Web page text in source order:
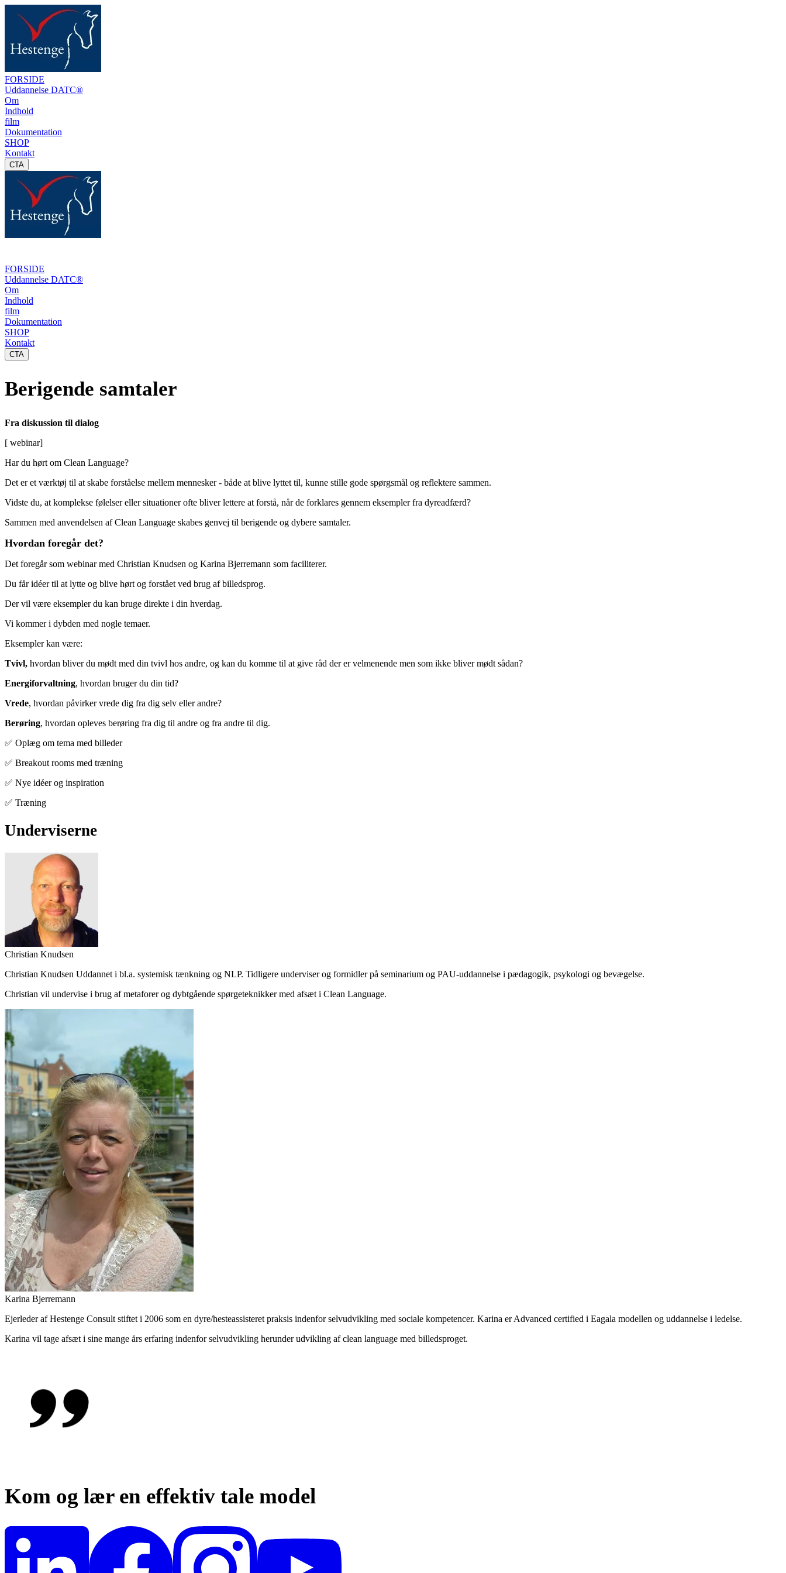
FORSIDE
Uddannelse DATC®
Om
Indhold
film
Dokumentation
SHOP
Kontakt
CTA
FORSIDE
Uddannelse DATC®
Om
Indhold
film
Dokumentation
SHOP
Kontakt
CTA
Berigende samtaler
Fra diskussion til dialog
[ webinar]
Har du hørt om Clean Language?
Det er et værktøj til at skabe forståelse mellem mennesker - både at blive lyttet til, kunne stille gode spørgsmål og reflektere sammen.
Vidste du, at komplekse følelser eller situationer ofte bliver lettere at forstå, når de forklares gennem eksempler fra dyreadfærd?
Sammen med anvendelsen af Clean Language skabes genvej til berigende og dybere samtaler.
Hvordan foregår det?
Det foregår som webinar med Christian Knudsen og Karina Bjerremann som faciliterer.
Du får idéer til at lytte og blive hørt og forstået ved brug af billedsprog.
Der vil være eksempler du kan bruge direkte i din hverdag.
Vi kommer i dybden med nogle temaer.
Eksempler kan være:
Tvivl, hvordan bliver du mødt med din tvivl hos andre, og kan du komme til at give råd der er velmenende men som ikke bliver mødt sådan?
Energiforvaltning, hvordan bruger du din tid?
Vrede, hvordan påvirker vrede dig fra dig selv eller andre?
Berøring, hvordan opleves berøring fra dig til andre og fra andre til dig.
✅ Oplæg om tema med billeder
✅ Breakout rooms med træning
✅ Nye idéer og inspiration
✅ Træning
Underviserne
Christian Knudsen
Christian Knudsen Uddannet i bl.a. systemisk tænkning og NLP. Tidligere underviser og formidler på seminarium og PAU-uddannelse i pædagogik, psykologi og bevægelse.
Christian vil undervise i brug af metaforer og dybtgående spørgeteknikker med afsæt i Clean Language.
Karina Bjerremann
Ejerleder af Hestenge Consult stiftet i 2006 som en dyre/hesteassisteret praksis indenfor selvudvikling med sociale kompetencer. Karina er Advanced certified i Eagala modellen og uddannelse i ledelse.
Karina vil tage afsæt i sine mange års erfaring indenfor selvudvikling herunder udvikling af clean language med billedsproget.
Kom og lær en effektiv tale model